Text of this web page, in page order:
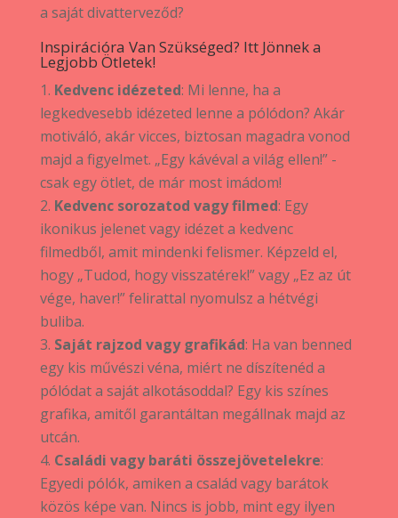
a saját divatterveződ?
Inspirációra Van Szükséged? Itt Jönnek a
Legjobb Ötletek!
Kedvenc idézeted: Mi lenne, ha a
legkedvesebb idézeted lenne a pólódon? Akár
motiváló, akár vicces, biztosan magadra vonod
majd a figyelmet. „Egy kávéval a világ ellen!” -
csak egy ötlet, de már most imádom!
Kedvenc sorozatod vagy filmed: Egy
ikonikus jelenet vagy idézet a kedvenc
filmedből, amit mindenki felismer. Képzeld el,
hogy „Tudod, hogy visszatérek!” vagy „Ez az út
vége, haver!” felirattal nyomulsz a hétvégi
buliba.
Saját rajzod vagy grafikád: Ha van benned
egy kis művészi véna, miért ne díszítenéd a
pólódat a saját alkotásoddal? Egy kis színes
grafika, amitől garantáltan megállnak majd az
utcán.
Családi vagy baráti összejövetelekre:
Egyedi pólók, amiken a család vagy barátok
közös képe van. Nincs is jobb, mint egy ilyen